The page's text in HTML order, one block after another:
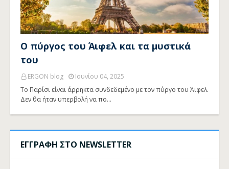
Ο πύργος του Άιφελ και τα μυστικά
του
ERGON blog
Ιουνίου 04, 2025
Το Παρίσι είναι άρρηκτα συνδεδεμένο με τον πύργο του Άιφελ.
Δεν θα ήταν υπερβολή να πο…
ΕΓΓΡΑΦΗ ΣΤΟ NEWSLETTER